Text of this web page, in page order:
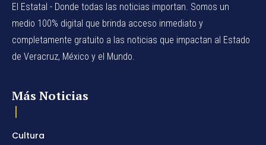
El Estatal - Donde todas las noticias importan. Somos un
medio 100% digital que brinda acceso inmediato y
completamente gratuito a las noticias que impactan al Estado
de Veracruz, México y el Mundo.
Más Noticias
Cultura